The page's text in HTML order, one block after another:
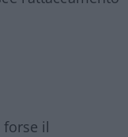
forse il